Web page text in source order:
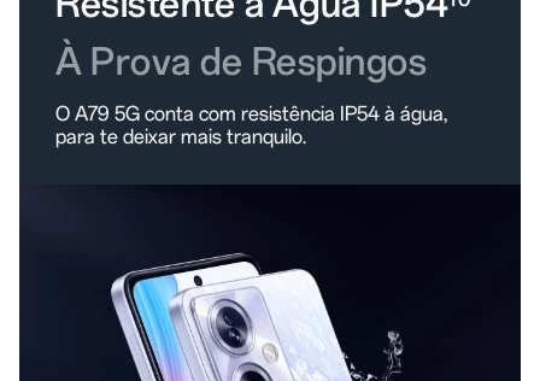
À Prova de Respingos
O A79 5G conta com resistência IP54 à água,
para te deixar mais tranquilo.